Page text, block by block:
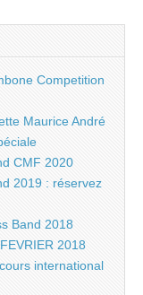
Competition
Maurice André
CMF 2020
2019 : réservez
Band 2018
2018
international